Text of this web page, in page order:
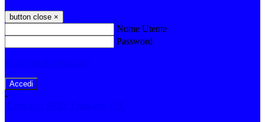
button close ×
Nome Utente
Password
-